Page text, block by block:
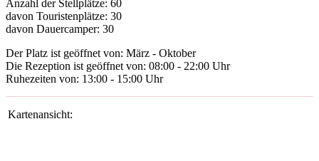
Anzahl der Stellplätze: 60
davon Touristenplätze: 30
davon Dauercamper: 30
Der Platz ist geöffnet von: März - Oktober
Die Rezeption ist geöffnet von: 08:00 - 22:00 Uhr
Ruhezeiten von: 13:00 - 15:00 Uhr
Kartenansicht: